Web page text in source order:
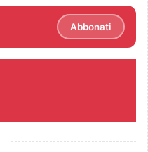
Abbonati